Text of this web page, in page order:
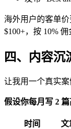
海外用户的客单
$100+，按 10% 佣
四、内容沉
让我用一个真实案
假设你每月写 2
时间 文